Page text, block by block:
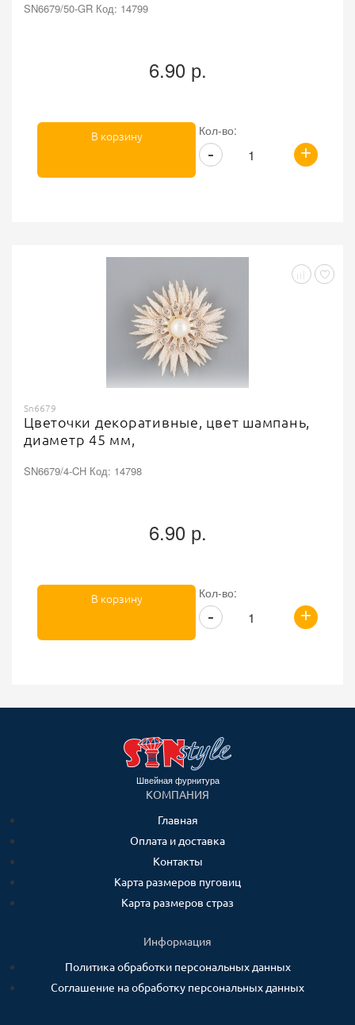
SN6679/50-GR Код: 14799
6.90 р.
Кол-во:
+
-
В корзину
Sn6679
Цветочки декоративные, цвет шампань,
диаметр 45 мм,
SN6679/4-CH Код: 14798
6.90 р.
Кол-во:
+
-
В корзину
Швейная фурнитура
КОМПАНИЯ
Главная
Оплата и доставка
Контакты
Карта размеров пуговиц
Карта размеров страз
Информация
Политика обработки персональных данных
Соглашение на обработку персональных данных